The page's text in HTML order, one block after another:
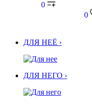
0
0
ДЛЯ НЕЁ ›
ДЛЯ НЕГО ›